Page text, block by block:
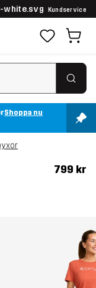
Kundservice
Shoppa nu
799 kr